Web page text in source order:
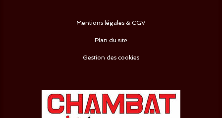
Mentions légales & CGV
Plan du site
Gestion des cookies